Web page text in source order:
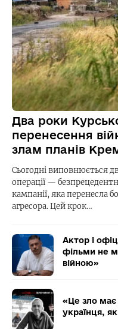
Два роки
перенесення
злам планів
Сьогодні виповнюється
операції —
кампанії, яка перенесла
агресора. Цей крок…
Актор і
фільми не
війною»
«Це зло має
українця,